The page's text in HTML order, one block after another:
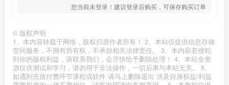
您当前未登录！建议登录后购买，可保存购买订单
© 版权声明
1、本内容转载于网络，版权归原作者所有！ 2、本站仅提供信息存储
空间服务，不拥有所有权，不承担相关法律责任。 3、本内容若侵犯
到你的版权利益，请联系我们，会尽快给予删除处理！ 4、本站全资
源仅供测试和学习，请勿用于非法操作，一切后果与本站无关。 5、
如遇到充值付费环节课程或软件 请马上删除退出 涉及自身权益/利益